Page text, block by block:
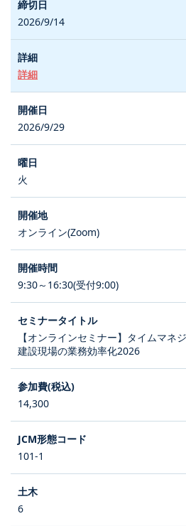
2026/9/14
詳細
2026/9/29
火
オンライン(Zoom)
9:30～16:30(受付9:00)
【オンラインセミナー】タイムマネ
建設現場の業務効率化2026
14,300
101-1
6